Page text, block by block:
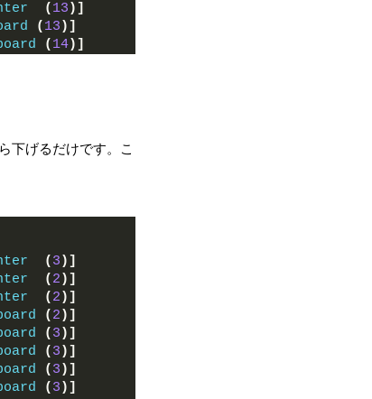
( 13 )]
( 13 )]
( 14)]
下げるだけです。こ
( 3 )]
( 2 )]
( 2 )]
( 2 )]
( 3 )]
( 3 )]
( 3 )]
( 3 )]